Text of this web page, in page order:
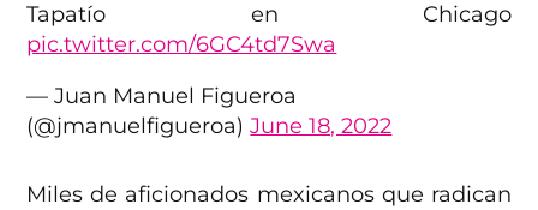
Tapatío en Chicago
pic.twitter.com/6GC4td7Swa
— Juan Manuel Figueroa
(@jmanuelfigueroa)June 18, 2022
Miles de aficionados mexicanos que radican